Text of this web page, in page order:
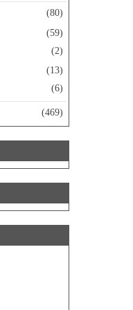
(80)
(59)
(2)
(13)
(6)
(469)